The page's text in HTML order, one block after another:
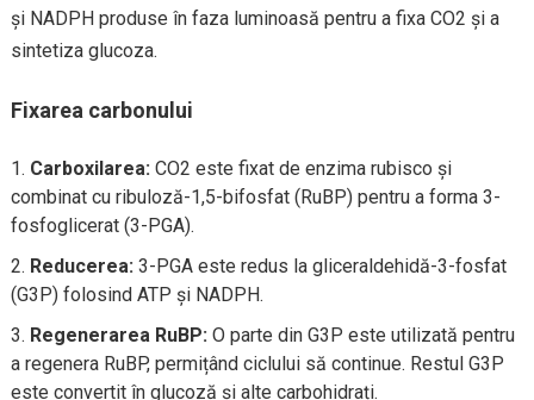
și NADPH produse în faza luminoasă pentru a fixa CO2 și a
sintetiza glucoza.
Fixarea carbonului
Carboxilarea: CO2 este fixat de enzima rubisco și
combinat cu ribuloză-1,5-bifosfat (RuBP) pentru a forma 3-
fosfoglicerat (3-PGA).
Reducerea: 3-PGA este redus la gliceraldehidă-3-fosfat
(G3P) folosind ATP și NADPH.
Regenerarea RuBP: O parte din G3P este utilizată pentru
a regenera RuBP, permițând ciclului să continue. Restul G3P
este convertit în glucoză și alte carbohidrați.